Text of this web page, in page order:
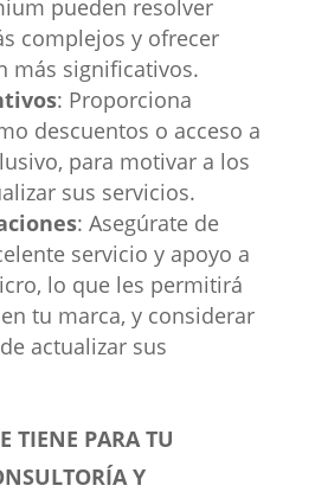
pueden resolver
complejos y ofrecer
más significativos.
: Proporciona
descuentos o acceso a
para motivar a los
sus servicios.
: Asegúrate de
servicio y apoyo a
lo que les permitirá
tu marca, y considerar
actualizar sus
TIENE PARA TU
Y